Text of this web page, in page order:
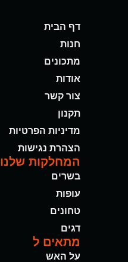
דף הבית
חנות
מתכונים
אודות
צור קשר
תקנון
מדיניות הפרטיות
הצהרת נגישות
המחלקות שלנו
בשרים
עופות
טחונים
דגים
מתאים ל
על האש